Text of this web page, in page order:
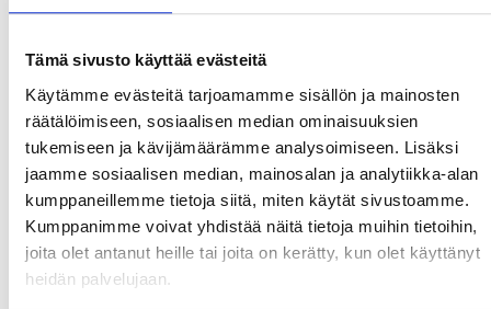
Tämä sivusto käyttää evästeitä
Käytämme evästeitä tarjoamamme sisällön ja mainosten
räätälöimiseen, sosiaalisen median ominaisuuksien
tukemiseen ja kävijämäärämme analysoimiseen. Lisäksi
jaamme sosiaalisen median, mainosalan ja analytiikka-alan
kumppaneillemme tietoja siitä, miten käytät sivustoamme.
Kumppanimme voivat yhdistää näitä tietoja muihin tietoihin,
joita olet antanut heille tai joita on kerätty, kun olet käyttänyt
heidän palvelujaan.